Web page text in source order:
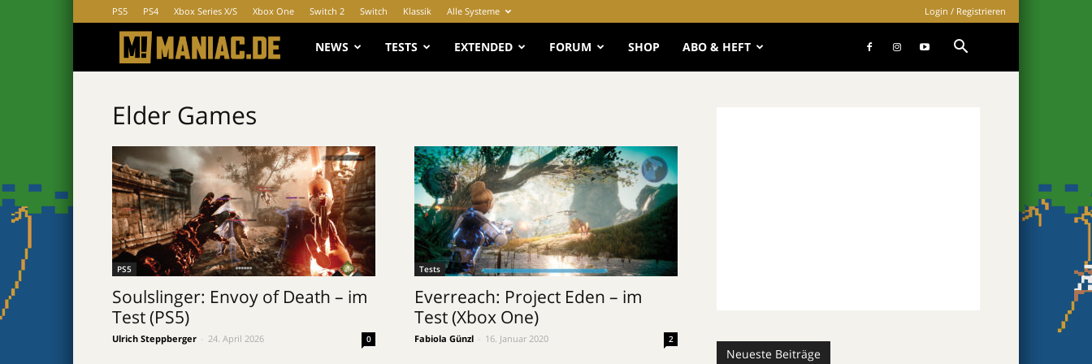
PS5 PS4 Xbox Series X/S Xbox One Switch 2 Switch Klassik Alle Systeme Login / Registrieren
MANIAC.de
NEWS TESTS EXTENDED FORUM SHOP ABO & HEFT
Elder Games
PS5
Soulslinger: Envoy of Death – im
Test (PS5)
Ulrich Steppberger 24. April 2026 0
Tests
Everreach: Project Eden – im
Test (Xbox One)
Fabiola Günzl 16. Januar 2020 2
Neueste Beiträge